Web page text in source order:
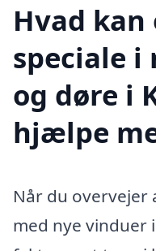
Hvad
speciale i
og døre i
hjælpe
Når du
med nye vinduer